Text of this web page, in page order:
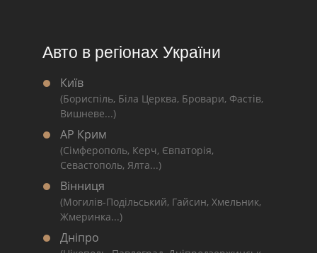
Авто в регіонах України
Київ
(Бориспіль, Біла Церква, Бровари, Фастів,
Вишневе...)
АР Крим
(Сімферополь, Керч, Євпаторія,
Севастополь, Ялта...)
Вінниця
(Могилів-Подільський, Гайсин, Хмельник,
Жмеринка...)
Дніпро